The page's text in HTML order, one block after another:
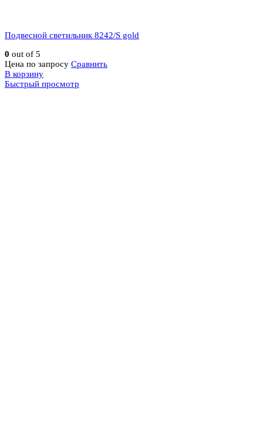
Подвесной светильник 8242/S gold
0 out of 5
Цена по запросу Сравнить
В корзину
Быстрый просмотр